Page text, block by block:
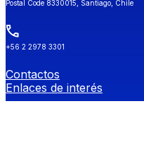
Postal Code 8330015, Santiago, Chile
+56 2 2978 3301
Contactos
Enlaces de interés